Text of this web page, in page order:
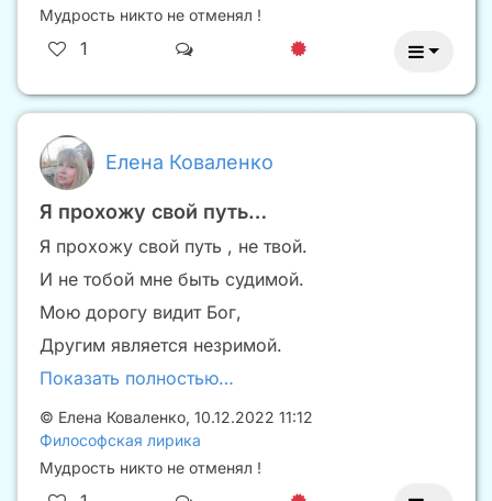
Мудрость никто не отменял !
1
Елена Коваленко
Я прохожу свой путь…
Я прохожу свой путь , не твой.
И не тобой мне быть судимой.
Мою дорогу видит Бог,
Другим является незримой.
Показать полностью…
© Елена Коваленко, 10.12.2022 11:12
Философская лирика
Мудрость никто не отменял !